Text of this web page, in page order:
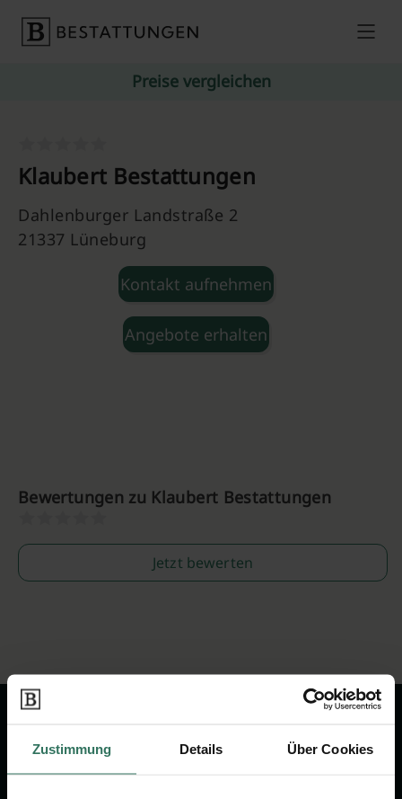
Zustimmung Details Über Cookies
Preise vergleichen
Klaubert Bestattungen
Dahlenburger Landstraße 2
21337 Lüneburg
Kontakt aufnehmen
Angebote erhalten
Bewertungen zu Klaubert Bestattungen
Jetzt bewerten
Wir sind Ihr Ansprechpartner rund